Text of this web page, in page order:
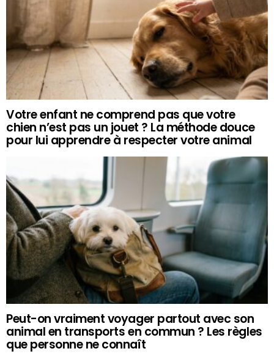
Votre enfant ne comprend pas que votre
chien n’est pas un jouet ? La méthode douce
pour lui apprendre à respecter votre animal
Peut-on vraiment voyager partout avec son
animal en transports en commun ? Les règles
que personne ne connaît